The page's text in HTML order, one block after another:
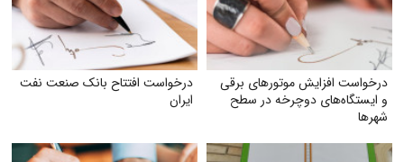
درخواست افزایش موتورهای برقی
و ایستگاه‌های دوچرخه در سطح
شهرها
درخواست افتتاح بانک صنعت نفت
ایران